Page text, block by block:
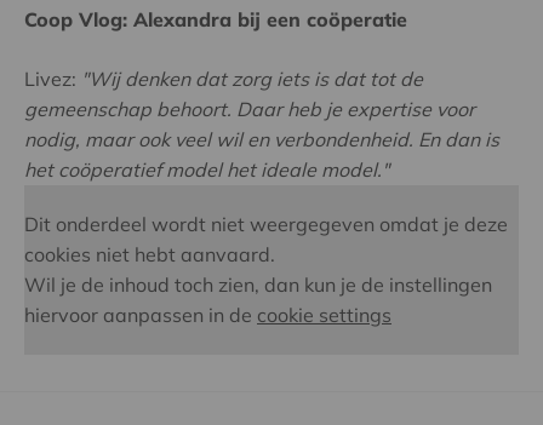
Coop Vlog: Alexandra bij een coöperatie
Livez: "Wij denken dat zorg iets is dat tot de
gemeenschap behoort. Daar heb je expertise voor
nodig, maar ook veel wil en verbondenheid. En dan is
het coöperatief model het ideale model."
Dit onderdeel wordt niet weergegeven omdat je deze
cookies niet hebt aanvaard.
Wil je de inhoud toch zien, dan kun je de instellingen
hiervoor aanpassen in de cookie settings